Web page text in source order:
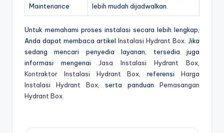
Maintenance
lebih mudah dijadwalkan.
Untuk memahami proses instalasi secara lebih lengkap,
Anda dapat membaca artikel Instalasi Hydrant Box . Jika
sedang mencari penyedia layanan, tersedia juga
informasi mengenai
Jasa Instalasi Hydrant Box
Kontraktor Instalasi Hydrant Box , referensiHarga
Instalasi Hydrant Box , serta panduan Pemasangan
Hydrant Box